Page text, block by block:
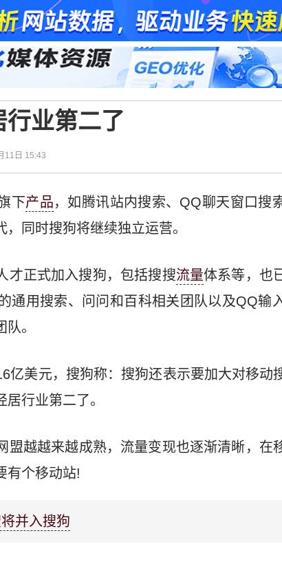
业第二了
11日 15:43
下产品，如腾讯站内搜索、QQ聊天窗口搜
同时搜狗将继续独立运营。
才正式加入搜狗，包括搜搜流量体系等，也
通用搜索、问问和百科相关团队以及QQ输
。
亿美元，搜狗称：搜狗还表示要加大对移动
行业第二了。
盟越越来越成熟，流量变现也逐渐清晰，在
有个移动站!
并入搜狗